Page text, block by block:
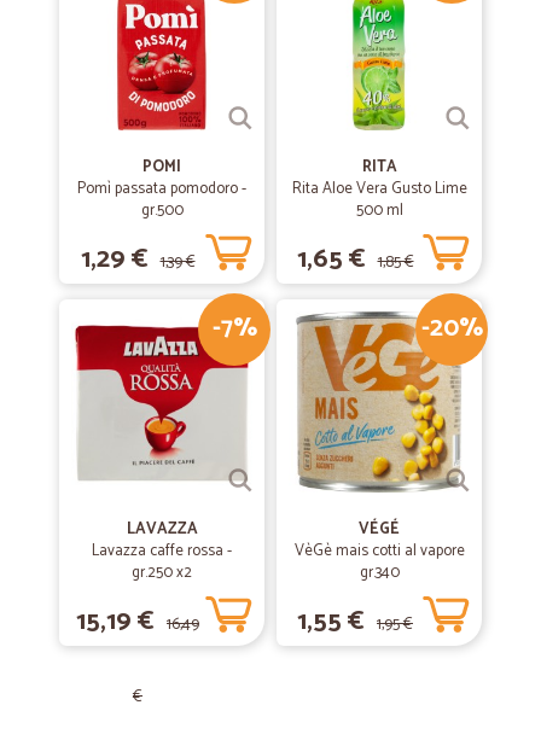
POMI
Pomì passata pomodoro -
gr.500
1,29 € 1,39 €
RITA
Rita Aloe Vera Gusto Lime
500 ml
1,65 € 1,85 €
-7%
LAVAZZA
Lavazza caffe rossa -
gr.250 x2
15,19 € 16,49
€
-20%
VÉGÉ
VèGè mais cotti al vapore
gr.340
1,55 € 1,95 €